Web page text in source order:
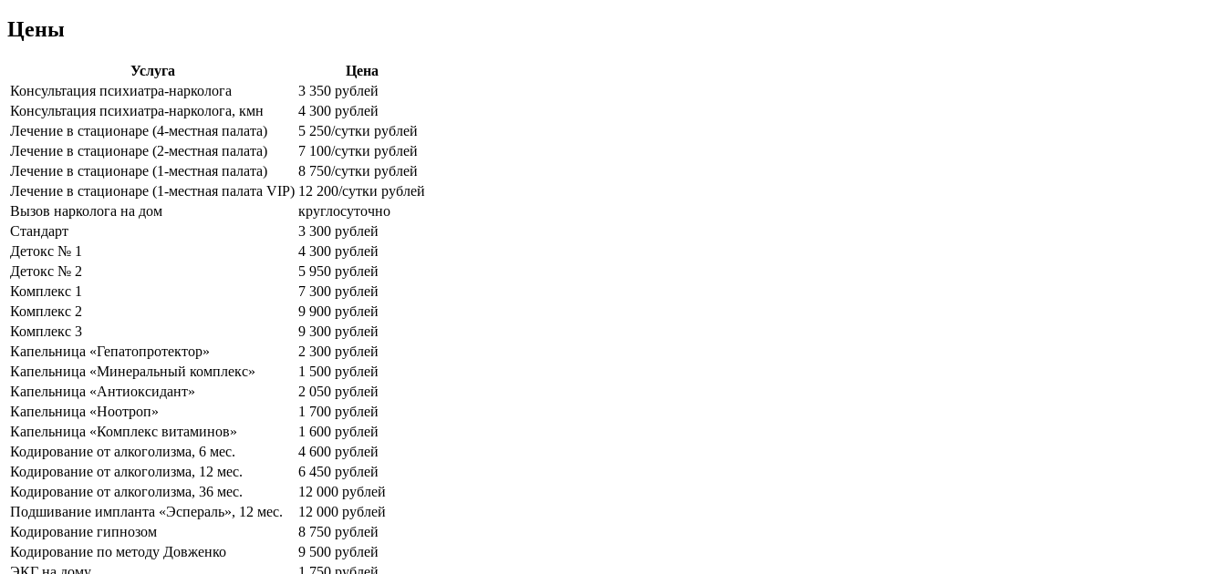
Цены
Услуга
Цена
Консультация психиатра-нарколога
3 350 рублей
Консультация психиатра-нарколога, кмн
4 300 рублей
Лечение в стационаре (4-местная палата)
5 250/сутки рублей
Лечение в стационаре (2-местная палата)
7 100/сутки рублей
Лечение в стационаре (1-местная палата)
8 750/сутки рублей
Лечение в стационаре (1-местная палата VIP) 12 200/сутки рублей
Вызов нарколога на дом
круглосуточно
Стандарт
3 300 рублей
Детокс № 1
4 300 рублей
Детокс № 2
5 950 рублей
Комплекс 1
7 300 рублей
Комплекс 2
9 900 рублей
Комплекс 3
9 300 рублей
Капельница «Гепатопротектор»
2 300 рублей
Капельница «Минеральный комплекс»
1 500 рублей
Капельница «Антиоксидант»
2 050 рублей
Капельница «Ноотроп»
1 700 рублей
Капельница «Комплекс витаминов»
1 600 рублей
Кодирование от алкоголизма, 6 мес.
4 600 рублей
Кодирование от алкоголизма, 12 мес.
6 450 рублей
Кодирование от алкоголизма, 36 мес.
12 000 рублей
Подшивание импланта «Эспераль», 12 мес.
12 000 рублей
Кодирование гипнозом
8 750 рублей
Кодирование по методу Довженко
9 500 рублей